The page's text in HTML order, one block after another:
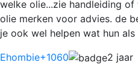
welke olie...zie handleiding
olie merken voor advies. de
je ook wel helpen wat hun
Ehombie+1060
2 jaar